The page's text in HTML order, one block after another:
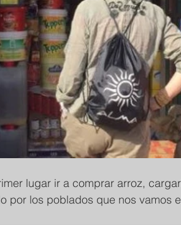
lugar ir a comprar arroz,
por los poblados que nos vamos